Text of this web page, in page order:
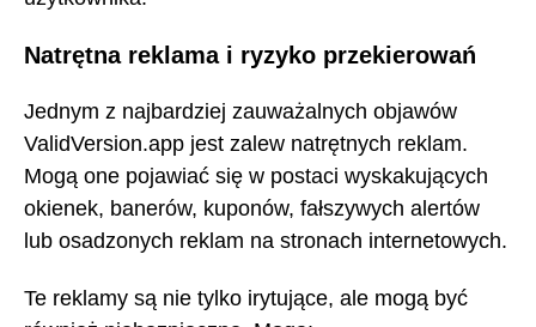
Natrętna reklama i ryzyko przekierowań
Jednym z najbardziej zauważalnych objawów
ValidVersion.app jest zalew natrętnych reklam.
Mogą one pojawiać się w postaci wyskakujących
okienek, banerów, kuponów, fałszywych alertów
lub osadzonych reklam na stronach internetowych.
Te reklamy są nie tylko irytujące, ale mogą być